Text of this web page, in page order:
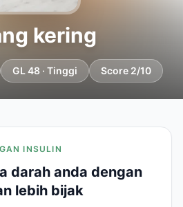
kering
GL 48 · Tinggi Score 2/10
INSULIN
darah anda dengan
lebih bijak